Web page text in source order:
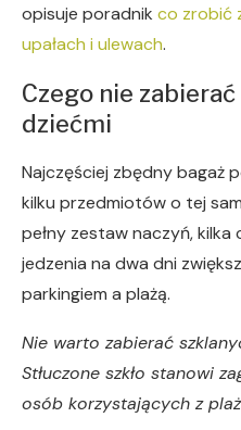
opisuje poradnik co zrobić
upałach i ulewach.
Czego nie
dziećmi
Najczęściej zbędny bagaż
kilku przedmiotów o tej
pełny zestaw naczyń, kilka
jedzenia na dwa dni
parkingiem a plażą.
Nie warto zabierać
Stłuczone szkło stanowi
osób korzystających z